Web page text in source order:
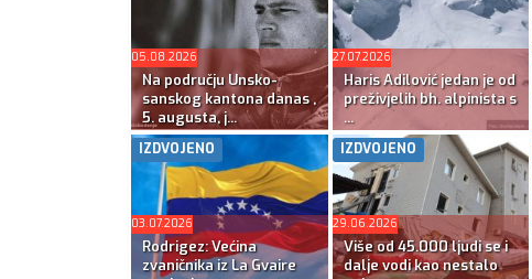
05.08.2026
Na području Unsko-
sanskog kantona danas ,
5. augusta, j...
27.07.2026
Haris Adilović jedan je od
preživjelih bh. alpinista s
...
IZDVOJENO
03.07.2026
Rodrigez: Većina
zvaničnika iz La Gvaire
IZDVOJENO
29.06.2026
Više od 45.000 ljudi se i
dalje vodi kao nestalo